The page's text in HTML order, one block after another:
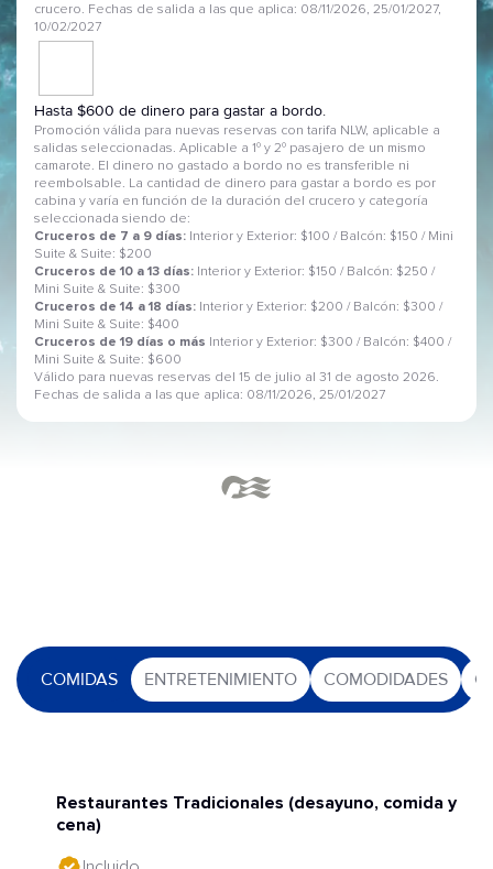
crucero. Fechas de salida a las que aplica: 08/11/2026, 25/01/2027,
10/02/2027
Hasta $600 de dinero para gastar a bordo.
Promoción válida para nuevas reservas con tarifa NLW, aplicable a
salidas seleccionadas. Aplicable a 1º y 2º pasajero de un mismo
camarote. El dinero no gastado a bordo no es transferible ni
reembolsable. La cantidad de dinero para gastar a bordo es por
cabina y varía en función de la duración del crucero y categoría
seleccionada siendo de:
Cruceros de 7 a 9 días: Interior y Exterior: $100 / Balcón: $150 / Mini
Suite & Suite: $200
Cruceros de 10 a 13 días: Interior y Exterior: $150 / Balcón: $250 /
Mini Suite & Suite: $300
Cruceros de 14 a 18 días: Interior y Exterior: $200 / Balcón: $300 /
Mini Suite & Suite: $400
Cruceros de 19 días o más
Interior y Exterior: $300 / Balcón: $400 /
Mini Suite & Suite: $600
Válido para nuevas reservas del 15 de julio al 31 de agosto 2026.
Fechas de salida a las que aplica: 08/11/2026, 25/01/2027
COMIDAS ENTRETENIMIENTO COMODIDADES
Restaurantes Tradicionales (desayuno, comida y
cena)